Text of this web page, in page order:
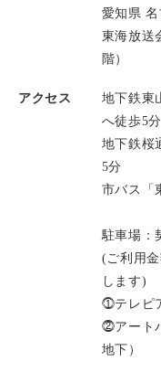
愛知県
東海放送
階）
アクセス
地下鉄東
へ徒歩5分
地下鉄桜
5分
市バス「
駐車場：
(ご利用
します)
⓵テレピ
⓶アート
地下）